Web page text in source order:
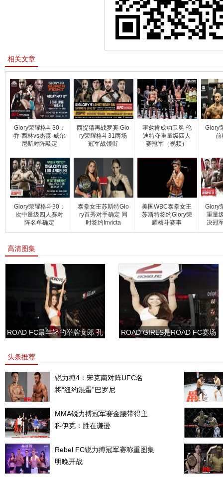
相关文章
Glory荣耀格斗30：
乔·西林vs杰森·威尔
尼斯对阵敲定
西提猜再战罗宾 Glo
ry荣耀格斗31两场
冠军战领衔
霍兹肯成功卫冕 伦
迪特夺重量级四人
赛冠军（视频）
Glory
前
Glory荣耀格斗30：
次中量级四人赛对
阵名单确定
泰拳女王苏斯特Glo
ry首秀对手确定 同
时签约Invicta
美国WBC泰拳女王
苏斯特签约Glory荣
耀格斗赛事
Glory
重量
决冠
高清图集
ROAD FC最年轻的举牌女郎 孔
ROAD GIRLS是ROAD FC赛场
头条推荐
锐力搏4：宋克南对阵UFC名
将“纽约混蛋”巴罗尼
MMA锐力搏冠军赛金腰带得主
科伊克：胜在谦逊
Rebel FC锐力搏冠军赛称重图集
明晚开战